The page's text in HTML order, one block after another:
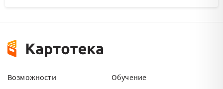
Возможности
Обучение